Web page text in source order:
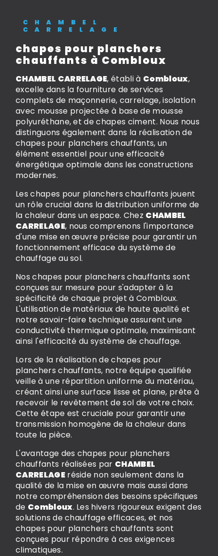
CHAMBEL
CARRELAGE
chapes pour planchers
chauffants à Combloux
CHAMBEL CARRELAGE, établi à Combloux,
excelle dans la fourniture de services
complets de maçonnerie, carrelage, isolation
avec mousse projectée à base de mousse
polyuréthane, et de chapes ciment. Nous nous
distinguons également dans la réalisation de
chapes pour planchers chauffants, un
élément essentiel pour une efficacité
énergétique optimale dans les constructions
modernes.
Les chapes pour planchers chauffants jouent
un rôle crucial dans la distribution uniforme de
la chaleur dans un espace. Chez CHAMBEL
CARRELAGE, nous comprenons l'importance
d'une mise en œuvre précise pour garantir un
fonctionnement efficace du système de
chauffage au sol.
Nos chapes pour planchers chauffants sont
conçues sur mesure pour s'adapter à la
spécificité de chaque projet à Combloux.
L'utilisation de matériaux de haute qualité et
notre savoir-faire technique assurent une
conductivité thermique optimale, maximisant
ainsi l'efficacité du système de chauffage.
Lors de la réalisation de chapes pour
planchers chauffants, notre équipe qualifiée
veille à une répartition uniforme du matériau,
créant ainsi une surface lisse et plane, prête à
recevoir le revêtement de sol de votre choix.
Cette étape est cruciale pour garantir une
transmission homogène de la chaleur dans
toute la pièce.
L'avantage des chapes pour planchers
chauffants réalisées par CHAMBEL
CARRELAGEréside non seulement dans la
qualité de la mise en œuvre mais aussi dans
notre compréhension des besoins spécifiques
de Combloux. Les hivers rigoureux exigent des
solutions de chauffage efficaces, et nos
chapes pour planchers chauffants sont
conçues pour répondre à ces exigences
climatiques.